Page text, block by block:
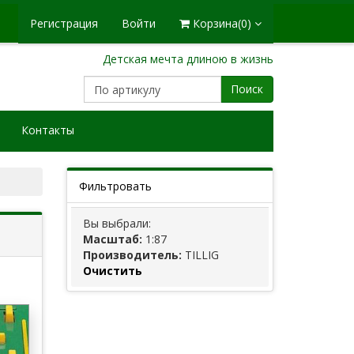
Детская мечта длиною в жизнь
Регистрация Войти Корзина(0)
Поиск
Контакты
Фильтровать
Вы выбрали:
Масштаб: 1:87
Производитель: TILLIG
Очистить